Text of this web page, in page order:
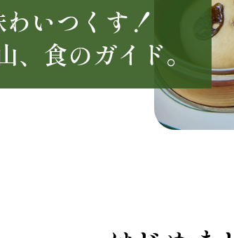
いつくす！
、食のガイド。